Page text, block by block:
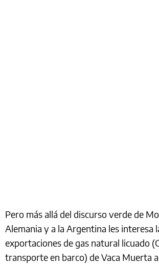
Pero más allá del discurso verde de
Alemania y a la Argentina les interesa
exportaciones de gas natural licuado
transporte en barco) de Vaca Muerta